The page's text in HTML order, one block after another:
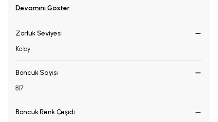
Devamını Göster
Zorluk Seviyesi
Kolay
Boncuk Sayısı
817
Boncuk Renk Çeşidi